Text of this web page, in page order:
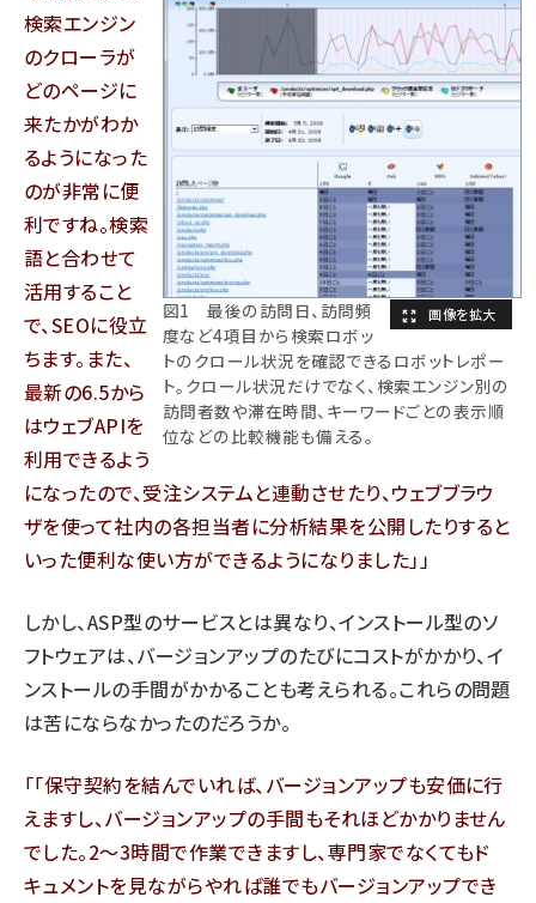
図1 最後の訪問日、訪問頻
度など4項目から検索ロボッ
トのクロール状況を確認できるロボットレポー
ト。クロール状況だけでなく、検索エンジン別の
訪問者数や滞在時間、キーワードごとの表示順
位などの比較機能も備える。
検索エンジン
のクローラが
どのページに
来たかがわか
るようになった
のが非常に便
利ですね。検索
語と合わせて
活用すること
で、SEOに役立
ちます。また、
最新の6.5から
はウェブAPIを
利用できるよう
になったので、受注システムと連動させたり、ウェブブラウ
ザを使って社内の各担当者に分析結果を公開したりすると
いった便利な使い方ができるようになりました」
しかし、ASP型のサービスとは異なり、インストール型のソ
フトウェアは、バージョンアップのたびにコストがかかり、イ
ンストールの手間がかかることも考えられる。これらの問題
は苦にならなかったのだろうか。
「保守契約を結んでいれば、バージョンアップも安価に行
えますし、バージョンアップの手間もそれほどかかりません
でした。2～3時間で作業できますし、専門家でなくてもド
キュメントを見ながらやれば誰でもバージョンアップでき